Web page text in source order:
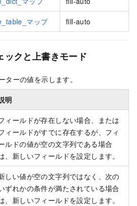
マップ fill-auto
ックと上書きモード
ーの値を示します。
明
ィールドが存在しない場合、または
ィールドがすでに存在するが、フィ
ルドの値が空の文字列である場合
、新しいフィールドを設定します。
しい値が空の文字列ではなく、次の
ずれかの条件が満たされている場合
、新しいフィールドを設定します。